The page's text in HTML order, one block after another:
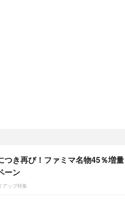
つき再び！ファミマ名物45％増量
ーン
アップ特集